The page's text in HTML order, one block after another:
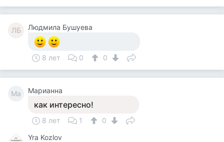
ЛБ Людмила Бушуева
8 лет 0 0
Ма Марианна
как интересно!
8 лет 1
0
Yra Kozlov